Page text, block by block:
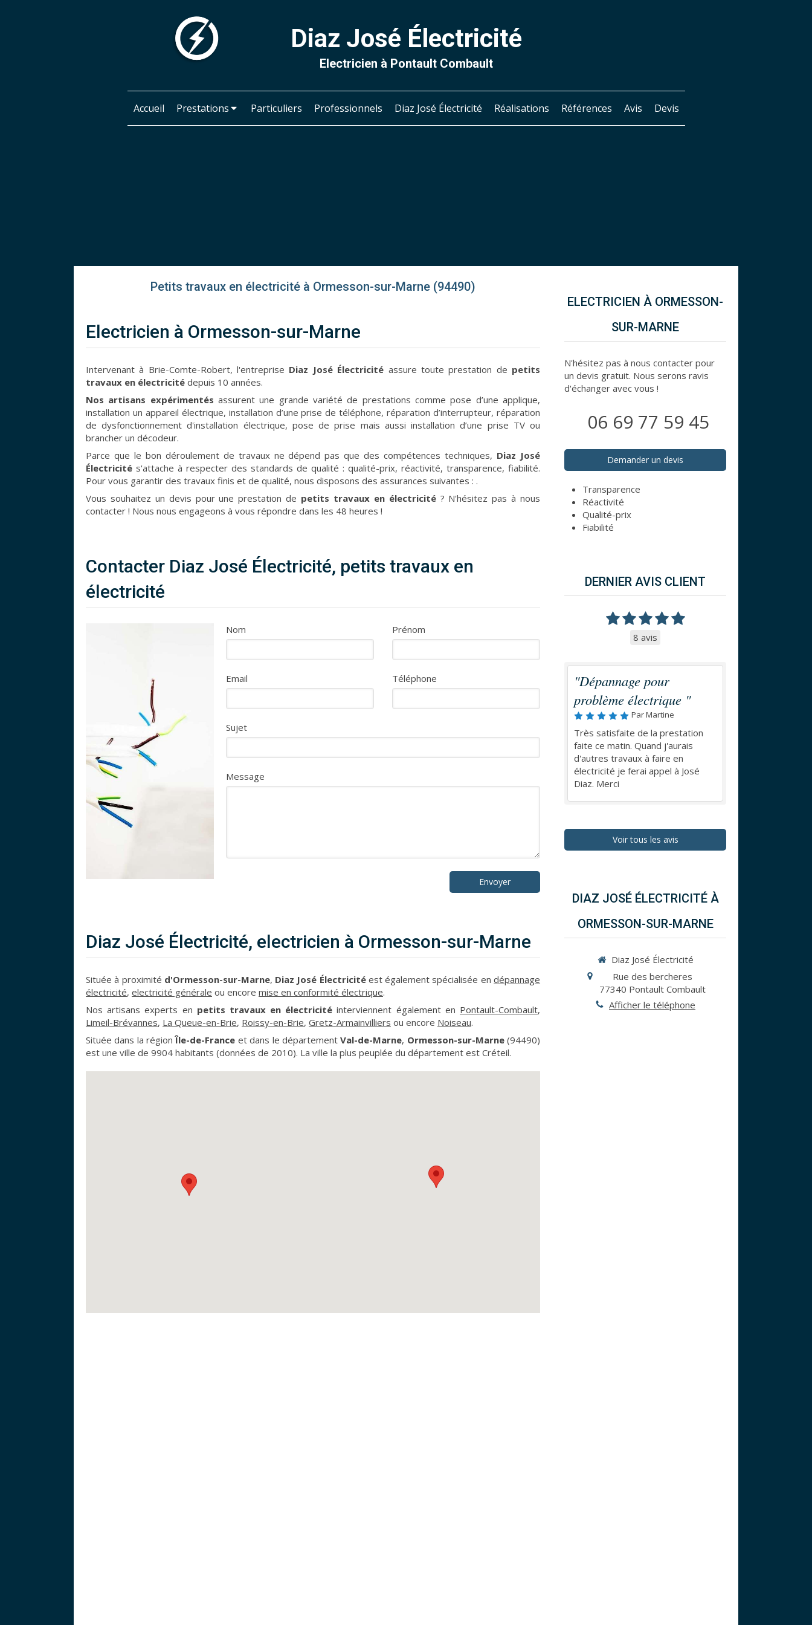
Diaz José Électricité
Electricien à Pontault Combault
Accueil Prestations Particuliers Professionnels Diaz José Électricité Réalisations Références Avis Devis
Petits travaux en électricité à Ormesson-sur-Marne (94490)
Electricien à Ormesson-sur-Marne
Intervenant à Brie-Comte-Robert, l'entreprise Diaz José Électricité assure toute prestation de petits
travaux en électricité depuis 10 années.
Nos artisans expérimentés assurent une grande variété de prestations comme pose d’une applique,
installation un appareil électrique, installation d’une prise de téléphone, réparation d’interrupteur, réparation
de dysfonctionnement d'installation électrique, pose de prise mais aussi installation d’une prise TV ou
brancher un décodeur.
Parce que le bon déroulement de travaux ne dépend pas que des compétences techniques, Diaz José
Électricité s'attache à respecter des standards de qualité : qualité-prix, réactivité, transparence, fiabilité.
Pour vous garantir des travaux finis et de qualité, nous disposons des assurances suivantes : .
Vous souhaitez un devis pour une prestation de petits travaux en électricité? N'hésitez pas à nous
contacter ! Nous nous engageons à vous répondre dans les 48 heures !
Contacter Diaz José Électricité, petits travaux en
électricité
Nom Prénom
Email Téléphone
Sujet
Message
Envoyer
Diaz José Électricité, electricien à Ormesson-sur-Marne
Située à proximité d'Ormesson-sur-Marne, Diaz José Électricitéest également spécialisée endépannage
électricité, electricité générale ou encore mise en conformité électrique.
Nos artisans experts en petits travaux en électricité interviennent également en Pontault-Combault,
Limeil-Brévannes, La Queue-en-Brie, Roissy-en-Brie, Gretz-Armainvilliers ou encore Noiseau.
Située dans la régionÎle-de-France et dans le départementVal-de-Marne, Ormesson-sur-Marne(94490)
est une ville de 9904 habitants (données de 2010). La ville la plus peuplée du département est Créteil.
ELECTRICIEN À ORMESSON-
SUR-MARNE
N'hésitez pas à nous contacter pour
un devis gratuit. Nous serons ravis
d'échanger avec vous !
06 69 77 59 45
Demander un devis
Transparence
Réactivité
Qualité-prix
Fiabilité
DERNIER AVIS CLIENT
8 avis
"Dépannage pour
problème électrique "
Par Martine
Très satisfaite de la prestation
faite ce matin. Quand j'aurais
d'autres travaux à faire en
électricité je ferai appel à José
Diaz. Merci
Voir tous les avis
DIAZ JOSÉ ÉLECTRICITÉ À
ORMESSON-SUR-MARNE
Diaz José Électricité
Rue des bercheres
77340 Pontault Combault
Afficher le téléphone